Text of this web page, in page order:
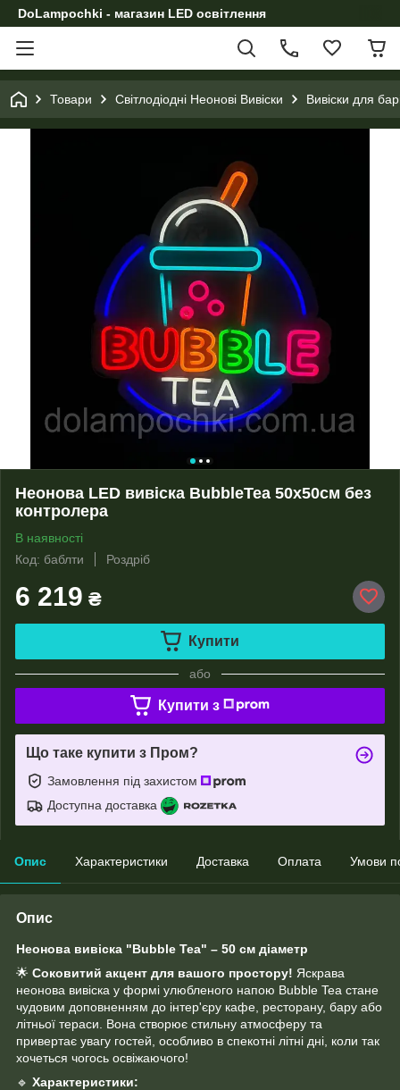
DoLampochki - магазин LED освітлення
Товари Світлодіодні Неонові Вивіски Вивіски для
Неонова LED вивіска BubbleTea 50х50см без
контролера
В наявності
Код: баблти
Роздріб
6 219 ₴
Купити
або
Купити з
Що таке купити з Пром?
Замовлення під захистом
Доступна доставка
Опис Характеристики Доставка Оплата Умови
Опис
Неонова вивіска "Bubble Tea" – 50 см діаметр
🌟 Соковитий акцент для вашого простору! Яскрава
неонова вивіска у формі улюбленого напою Bubble Tea стане
чудовим доповненням до інтер'єру кафе, ресторану, бару або
літньої тераси. Вона створює стильну атмосферу та
привертає увагу гостей, особливо в спекотні літні дні, коли так
хочеться чогось освіжаючого!
🔹 Характеристики: